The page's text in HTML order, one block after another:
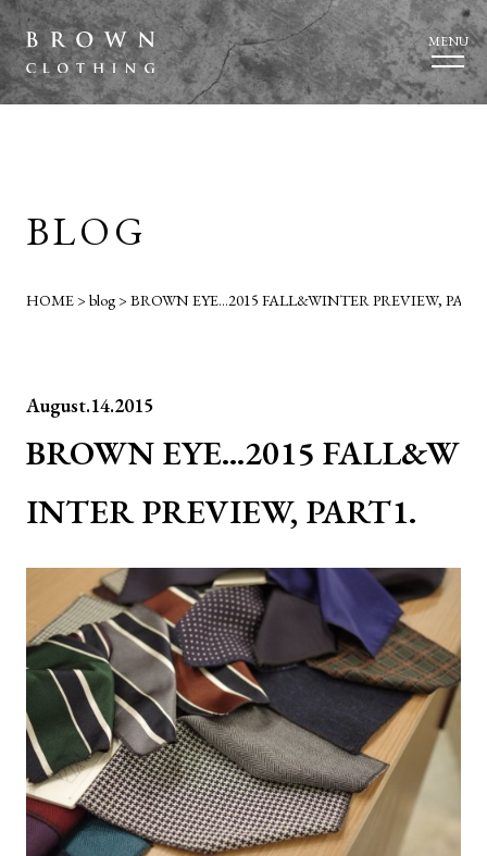
MENU
BLOG
HOME>blog>BROWN EYE…2015 FALL&WINTER PREVIEW,
August.14.2015
BROWN EYE…2015 FALL&W
INTER PREVIEW, PART1.